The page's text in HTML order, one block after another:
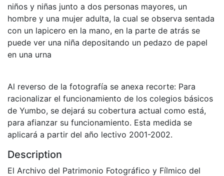
niños y niñas junto a dos personas mayores, un
hombre y una mujer adulta, la cual se observa sentada
con un lapicero en la mano, en la parte de atrás se
puede ver una niña depositando un pedazo de papel
en una urna
Al reverso de la fotografía se anexa recorte: Para
racionalizar el funcionamiento de los colegios básicos
de Yumbo, se dejará su cobertura actual como está,
para afianzar su funcionamiento. Esta medida se
aplicará a partir del año lectivo 2001-2002.
Description
El Archivo del Patrimonio Fotográfico y Fílmico del